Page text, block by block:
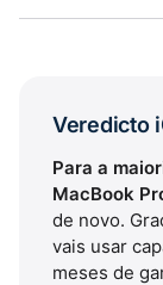
Veredicto
Para a
MacBook
de novo.
vais usar
meses de